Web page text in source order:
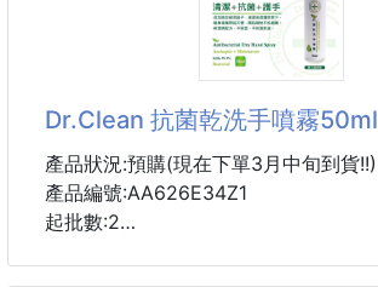
Dr.Clean 抗菌乾洗手噴霧50ml
產品狀況:預購(現在下單3月中旬到貨!!)
產品編號:AA626E34Z1
起批數:2